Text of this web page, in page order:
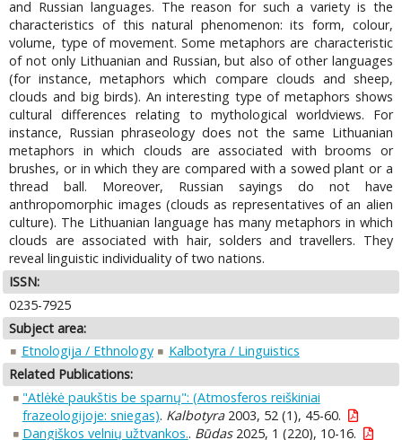
and Russian languages. The reason for such a variety is the
characteristics of this natural phenomenon: its form, colour,
volume, type of movement. Some metaphors are characteristic
of not only Lithuanian and Russian, but also of other languages
(for instance, metaphors which compare clouds and sheep,
clouds and big birds). An interesting type of metaphors shows
cultural differences relating to mythological worldviews. For
instance, Russian phraseology does not the same Lithuanian
metaphors in which clouds are associated with brooms or
brushes, or in which they are compared with a sowed plant or a
thread ball. Moreover, Russian sayings do not have
anthropomorphic images (clouds as representatives of an alien
culture). The Lithuanian language has many metaphors in which
clouds are associated with hair, solders and travellers. They
reveal linguistic individuality of two nations.
ISSN:
0235-7925
Subject area:
Etnologija / Ethnology
Kalbotyra / Linguistics
Related Publications:
"Atlėkė paukštis be sparnų": (Atmosferos reiškiniai
frazeologijoje: sniegas). Kalbotyra2003, 52 (1), 45-60.
Dangiškos velnių užtvankos.. Būdas2025, 1 (220), 10-16.